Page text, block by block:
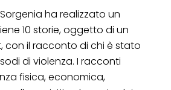
ha realizzato un
10 storie, oggetto di un
con il racconto di chi è stato
di violenza. I racconti
fisica, economica,